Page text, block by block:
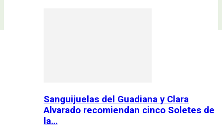
Sanguijuelas del Guadiana y Clara
Alvarado recomiendan cinco Soletes de
la…